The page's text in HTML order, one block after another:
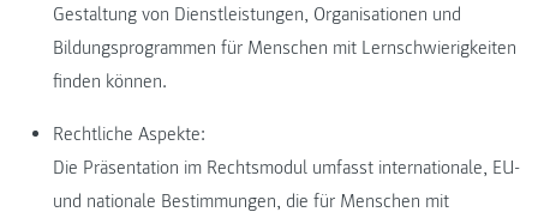
Gestaltung von Dienstleistungen, Organisationen und
Bildungsprogrammen für Menschen mit Lernschwierigkeiten
finden können.
Rechtliche Aspekte:
Die Präsentation im Rechtsmodul umfasst internationale, EU-
und nationale Bestimmungen, die für Menschen mit